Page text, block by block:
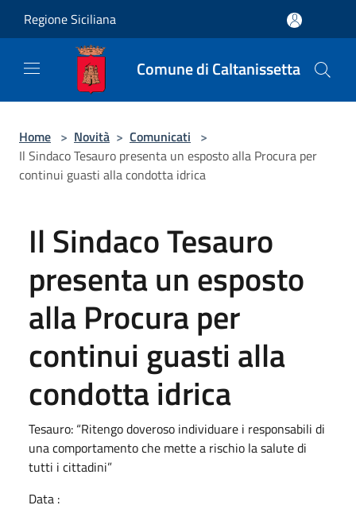
Regione Siciliana
Comune di Caltanissetta
Home > Novità > Comunicati >
Il Sindaco Tesauro presenta un esposto alla Procura per
continui guasti alla condotta idrica
Il Sindaco Tesauro
presenta un esposto
alla Procura per
continui guasti alla
condotta idrica
Tesauro: “Ritengo doveroso individuare i responsabili di
una comportamento che mette a rischio la salute di
tutti i cittadini”
Data :